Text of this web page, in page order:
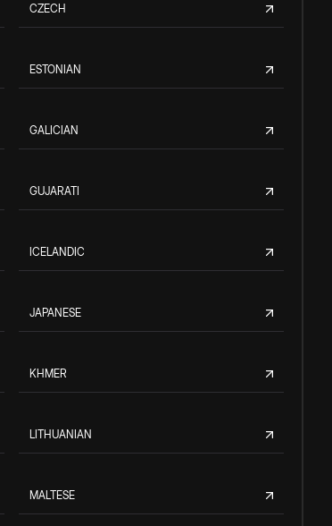
CZECH
ESTONIAN
GALICIAN
GUJARATI
ICELANDIC
JAPANESE
KHMER
LITHUANIAN
MALTESE